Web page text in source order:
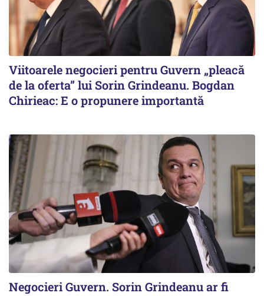
Viitoarele negocieri pentru Guvern „pleacă
de la oferta” lui Sorin Grindeanu. Bogdan
Chirieac: E o propunere importantă
Negocieri Guvern. Sorin Grindeanu ar fi